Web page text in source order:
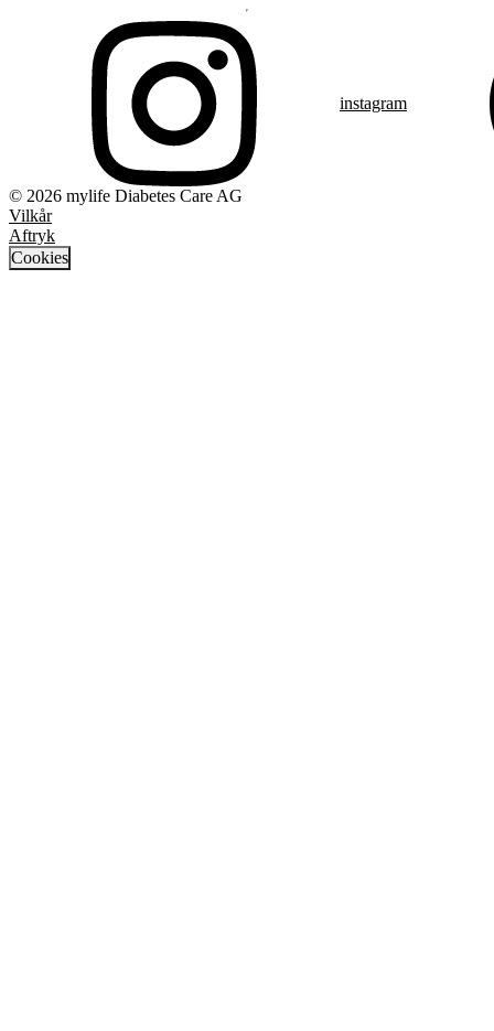
instagram
© 2026 mylife Diabetes Care AG
Vilkår
Aftryk
Cookies